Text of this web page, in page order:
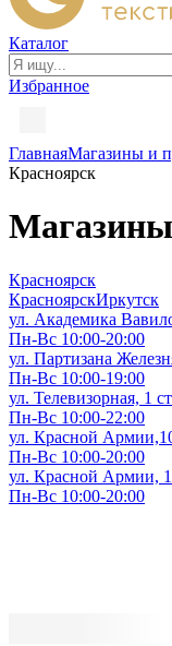
Каталог
Избранное
ГлавнаяМагазины и
Красноярск
Красноярск
КрасноярскИркутск
ул. Академика
Пн-Вс 10:00-20:00
ул. Партизана
Пн-Вс 10:00-19:00
ул. Телевизорная, 1
Пн-Вс 10:00-22:00
ул. Красной
Пн-Вс 10:00-20:00
ул. Красной Армии,
Пн-Вс 10:00-20:00